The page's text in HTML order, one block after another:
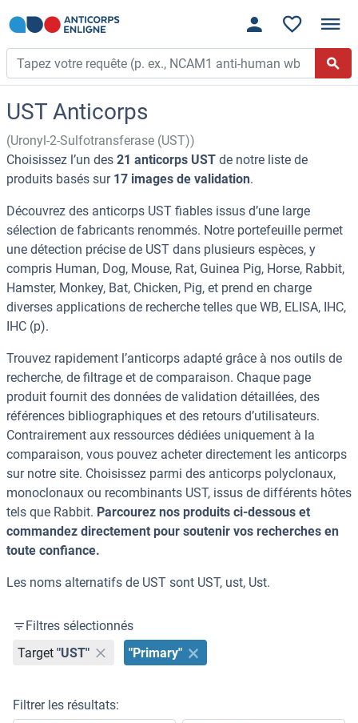
UST Anticorps
(Uronyl-2-Sulfotransferase (UST))
Choisissez l’un des 21 anticorps UST de notre liste de
produits basés sur 17 images de validation.
Découvrez des anticorps UST fiables issus d’une large
sélection de fabricants renommés. Notre portefeuille permet
une détection précise de UST dans plusieurs espèces, y
compris Human, Dog, Mouse, Rat, Guinea Pig, Horse, Rabbit,
Hamster, Monkey, Bat, Chicken, Pig, et prend en charge
diverses applications de recherche telles que WB, ELISA, IHC,
IHC (p).
Trouvez rapidement l’anticorps adapté grâce à nos outils de
recherche, de filtrage et de comparaison. Chaque page
produit fournit des données de validation détaillées, des
références bibliographiques et des retours d’utilisateurs.
Contrairement aux ressources dédiées uniquement à la
comparaison, vous pouvez acheter directement les anticorps
sur notre site. Choisissez parmi des anticorps polyclonaux,
monoclonaux ou recombinants UST, issus de différents hôtes
tels que Rabbit. Parcourez nos produits ci-dessous et
commandez directement pour soutenir vos recherches en
toute confiance.
Les noms alternatifs de UST sont UST, ust, Ust.
Filtres sélectionnés
Target "UST" "Primary"
Filtrer les résultats: